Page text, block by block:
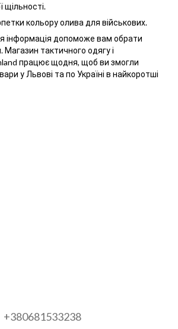
щільності.
кольору олива для військових.
інформація допоможе вам обрати
Магазин тактичного одягу і
працює щодня, щоб ви змогли
у Львові та по Україні в найкоротші
+380681533238